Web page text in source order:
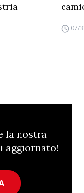
07/
la nostra
aggiornato!